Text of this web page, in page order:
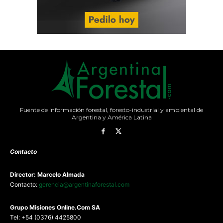
Fuente de información forestal, foresto-industrial y ambiental de
Argentina y América Latina
Contacto
Director: Marcelo Almada
Contacto: gerencia@argentinaforestal.com
Grupo Misiones Online.Com SA
Tel: +54 (0376) 4425800